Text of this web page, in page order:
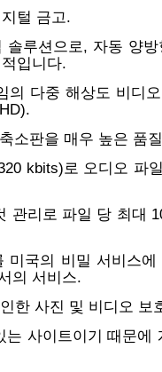
털 금고.
솔루션으로, 자동 양
입니다.
의 다중 해상도 비디
소판을 매우 높은 품
kbits)로 오디오 파
관리로 파일 당 최대
미국의 비밀 서비스
의 서비스.
한 사진 및 비디오 보
는 사이트이기 때문에